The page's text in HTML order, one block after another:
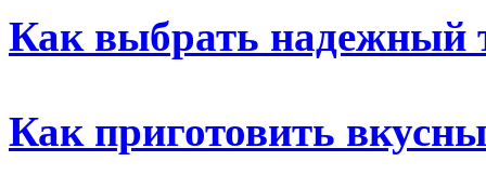
Как выбрать надежный
Как приготовить